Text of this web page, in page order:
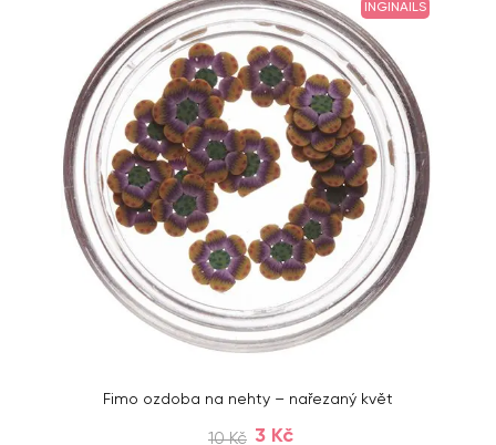
INGINAILS
Fimo ozdoba na nehty – nařezaný květ
10 Kč 3 Kč